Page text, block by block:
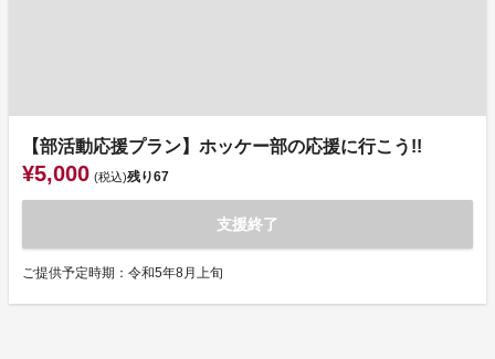
【部活動応援プラン】ホッケー部の応援に行こう!!
¥5,000 (税込)残り67
支援終了
ご提供予定時期：令和5年8月上旬